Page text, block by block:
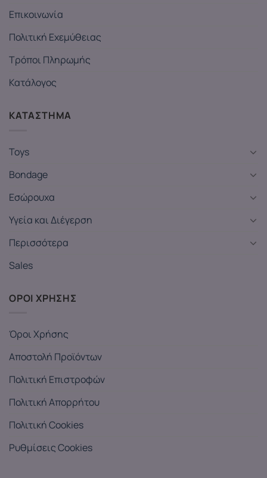
Επικοινωνία
Πολιτική Εχεμύθειας
Τρόποι Πληρωμής
Κατάλογος
ΚΑΤΑΣΤΗΜΑ
Toys
Bondage
Εσώρουχα
Υγεία και Διέγερση
Περισσότερα
Sales
ΟΡΟΙ ΧΡΗΣΗΣ
Όροι Χρήσης
Αποστολή Προϊόντων
Πολιτική Επιστροφών
Πολιτική Απορρήτου
Πολιτική Cookies
Ρυθμίσεις Cookies